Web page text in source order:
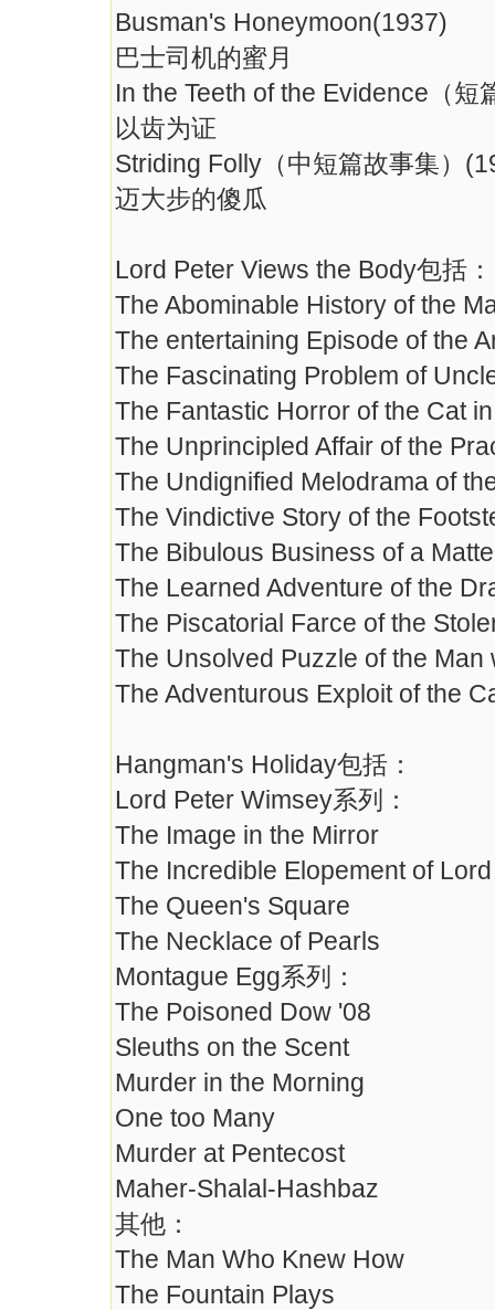
Busman's Honeymoon(1937)
巴士司机的蜜月
In the Teeth of the Evidence（短
以齿为证
Striding Folly（中短篇故事集）
迈大步的傻瓜
Lord Peter Views the Body包括：
The Abominable History of the
The entertaining Episode of the
The Fascinating Problem of
The Fantastic Horror of the Cat
The Unprincipled Affair of the
The Undignified Melodrama of
The Vindictive Story of the
The Bibulous Business of a
The Learned Adventure of the
The Piscatorial Farce of the
The Unsolved Puzzle of the Man
The Adventurous Exploit of the
Hangman's Holiday包括：
Lord Peter Wimsey系列：
The Image in the Mirror
The Incredible Elopement of
The Queen's Square
The Necklace of Pearls
Montague Egg系列：
The Poisoned Dow '08
Sleuths on the Scent
Murder in the Morning
One too Many
Murder at Pentecost
Maher-Shalal-Hashbaz
其他：
The Man Who Knew How
The Fountain Plays